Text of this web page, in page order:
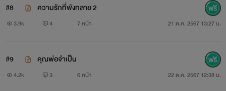
#8 ความรักที่พังทลาย 2
3.9k 4 7 หน้า 21 ต.ค. 2567 13:27 น.
#9 คุณพ่อจำเป็น
4.2k 3 6 หน้า 22 ต.ค. 2567 12:38 น.